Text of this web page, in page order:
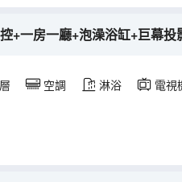
+一房一廳+泡澡浴缸+巨幕投
空調 淋浴 電視